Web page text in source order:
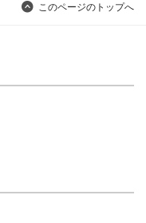
このページのトップへ